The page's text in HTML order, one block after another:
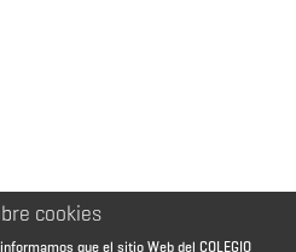
cookies
que el sitio Web del COLEGIO